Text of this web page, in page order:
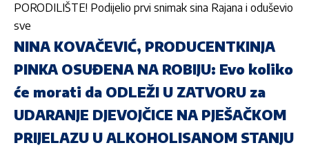
PORODILIŠTE! Podijelio prvi snimak sina Rajana i oduševio
sve
NINA KOVAČEVIĆ, PRODUCENTKINJA
PINKA OSUĐENA NA ROBIJU: Evo koliko
će morati da ODLEŽI U ZATVORU za
UDARANJE DJEVOJČICE NA PJEŠAČKOM
PRIJELAZU U ALKOHOLISANOM STANJU